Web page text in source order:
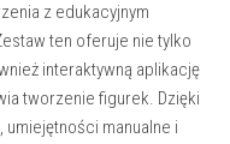
z edukacyjnym
ten oferuje nie tylko
interaktywną aplikację
tworzenie figurek. Dzięki
manualne i